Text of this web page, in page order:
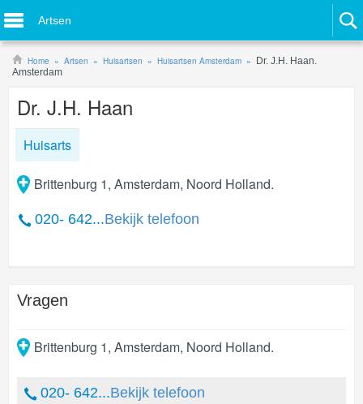
Artsen
Home Artsen Huisartsen Huisartsen Amsterdam
Dr. J.H. Haan.
Amsterdam
Dr. J.H. Haan
Huisarts
Brittenburg 1, Amsterdam, Noord Holland.
020- 642...Bekijk telefoon
Vragen
Brittenburg 1, Amsterdam, Noord Holland.
020- 642...Bekijk telefoon